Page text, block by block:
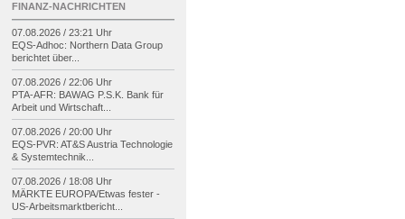
FINANZ-NACHRICHTEN
07.08.2026 / 23:21 Uhr
EQS-Adhoc: Northern Data Group
berichtet über...
07.08.2026 / 22:06 Uhr
PTA-AFR: BAWAG P.S.K. Bank für
Arbeit und Wirtschaft...
07.08.2026 / 20:00 Uhr
EQS-PVR: AT&S Austria Technologie
& Systemtechnik...
07.08.2026 / 18:08 Uhr
MÄRKTE EUROPA/Etwas fester -
US-Arbeitsmarktbericht...